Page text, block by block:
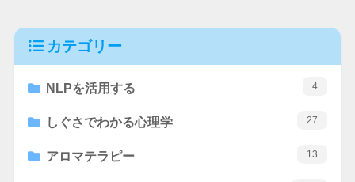
カテゴリー
NLPを活用する 4
しぐさでわかる心理学 27
アロマテラピー 13